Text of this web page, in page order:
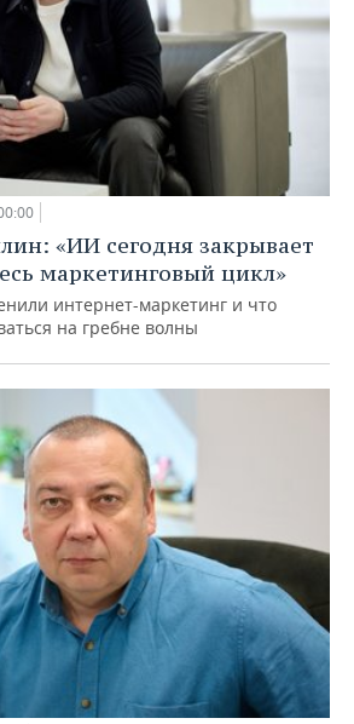
«ИИ сегодня закрывает
маркетинговый цикл»
интернет-маркетинг и что
на гребне волны